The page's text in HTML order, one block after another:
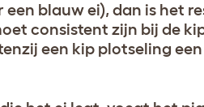
blauw ei), dan is het
consistent zijn bij de
een kip plotseling